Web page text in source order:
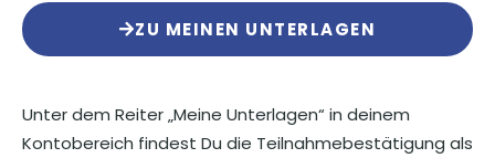
ZU MEINEN UNTERLAGEN
Unter dem Reiter „Meine Unterlagen“ in deinem
Kontobereich findest Du die Teilnahmebestätigung als